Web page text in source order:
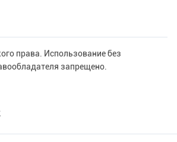
права. Использование без
запрещено.